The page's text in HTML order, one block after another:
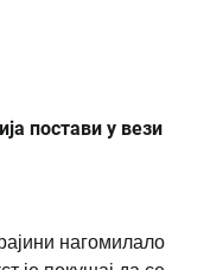
постави у вези
нагомилало